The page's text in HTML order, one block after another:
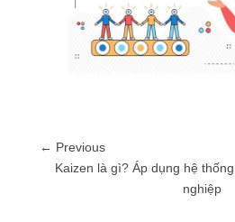
← Previous
Kaizen là gì? Áp dụng hệ
nghiệp